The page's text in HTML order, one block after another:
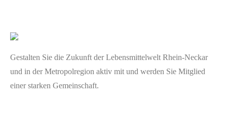
Gestalten Sie die Zukunft der Lebensmittelwelt Rhein-Neckar
und in der Metropolregion aktiv mit und werden Sie Mitglied
einer starken Gemeinschaft.